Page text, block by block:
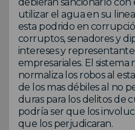
utilizar el agua en su
esta podrido en
corruptos, senadores y
intereses y
empresariales. El
normaliza los robos al
de los mas débiles al no
duras para los delitos de
podría ser que los
que los perjudicaran.